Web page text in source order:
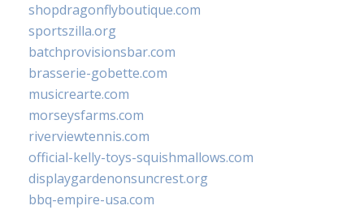
shopdragonflyboutique.com
sportszilla.org
batchprovisionsbar.com
brasserie-gobette.com
musicrearte.com
morseysfarms.com
riverviewtennis.com
official-kelly-toys-squishmallows.com
displaygardenonsuncrest.org
bbq-empire-usa.com